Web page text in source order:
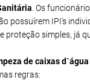
. Os
possuírem IPI’s
proteção simples, já
de caixas d´água
regras: